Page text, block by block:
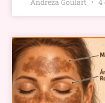
Andreza Goulart 4